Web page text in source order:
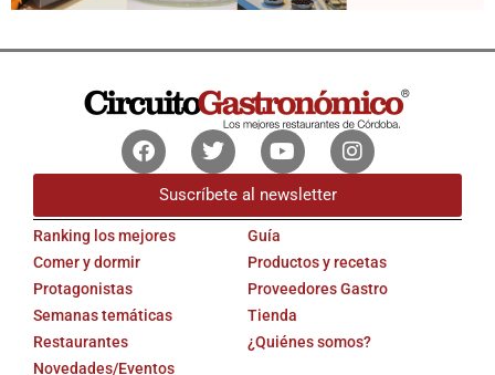
FacebookTwitterYoutubeInstagram
Suscríbete al newsletter
Ranking los mejores
Comer y dormir
Protagonistas
Semanas temáticas
Restaurantes
Novedades/Eventos
Guía
Productos y recetas
Proveedores Gastro
Tienda
¿Quiénes somos?